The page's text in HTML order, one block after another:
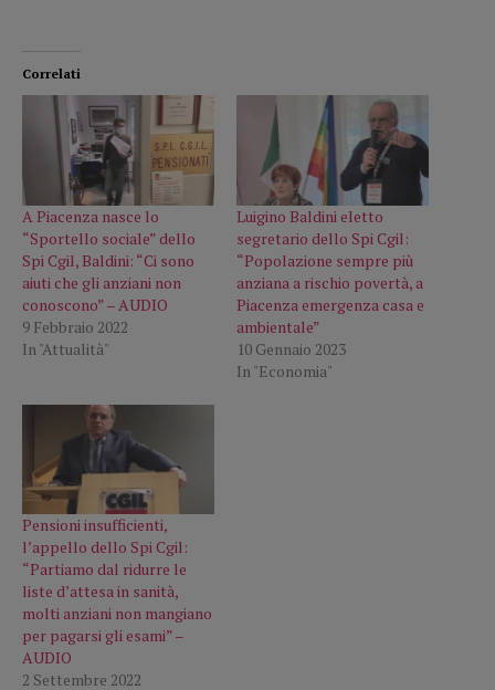
Correlati
A Piacenza nasce lo
“Sportello sociale” dello
Spi Cgil, Baldini: “Ci sono
aiuti che gli anziani non
conoscono” – AUDIO
9 Febbraio 2022
In "Attualità"
Luigino Baldini eletto
segretario dello Spi Cgil:
“Popolazione sempre più
anziana a rischio povertà, a
Piacenza emergenza casa e
ambientale”
10 Gennaio 2023
In "Economia"
Pensioni insufficienti,
l’appello dello Spi Cgil:
“Partiamo dal ridurre le
liste d’attesa in sanità,
molti anziani non mangiano
per pagarsi gli esami” –
AUDIO
2 Settembre 2022